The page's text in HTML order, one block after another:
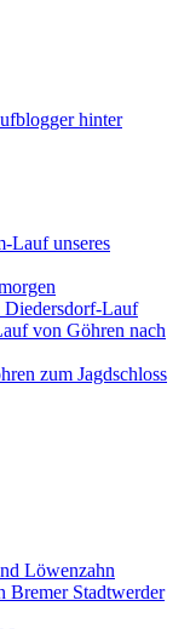
hinter
Lauf unseres
Diedersdorf-Lauf
von Göhren nach
zum Jagdschloss
Löwenzahn
Bremer Stadtwerder